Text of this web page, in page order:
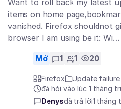
Want to roll back my latest
items on home
vanished. Firefox shouldnot
browser I am using be it: Wi…
Mở 1 1 20
Firefox
Update failure
đã hỏi vào lúc 1 tháng
Denysđã trả lời1 tháng